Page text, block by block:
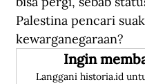
Palestina pencari
kewarganegaraan?
Ingin
Langgani historia.id